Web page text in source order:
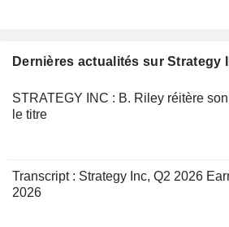
Dernières actualités sur Strategy
STRATEGY INC : B. Riley réitère
le titre
Transcript : Strategy Inc, Q2 2026
2026